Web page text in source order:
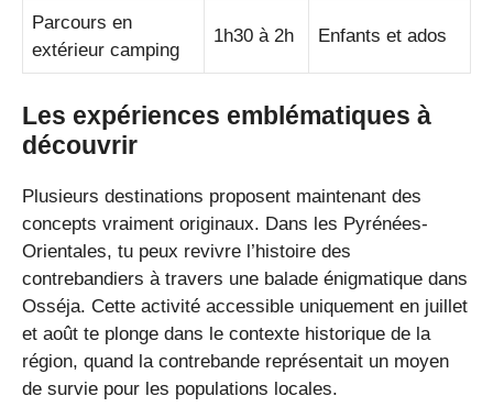
Parcours en
extérieur camping
1h30 à 2h Enfants et ados
Les expériences emblématiques à
découvrir
Plusieurs destinations proposent maintenant des
concepts vraiment originaux. Dans les Pyrénées-
Orientales, tu peux revivre l’histoire des
contrebandiers à travers une balade énigmatique dans
Osséja. Cette activité accessible uniquement en juillet
et août te plonge dans le contexte historique de la
région, quand la contrebande représentait un moyen
de survie pour les populations locales.